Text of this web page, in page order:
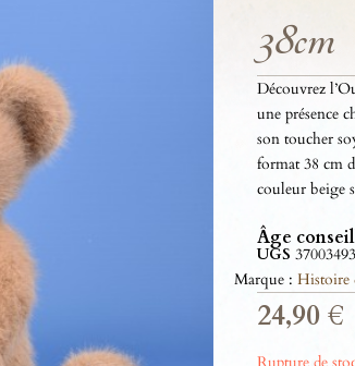
38cm
Découvrez
une présence
son toucher
format 38 cm
couleur beige
Âge
UGS
Marque :Histoire
24,90 €
Rupture de